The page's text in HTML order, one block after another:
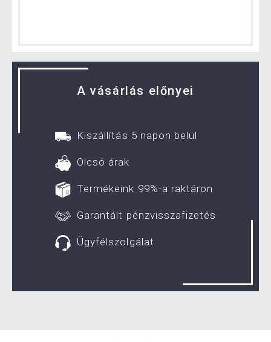
A vásárlás előnyei
Kiszállítás 5 napon belül
Olcsó árak
Termékeink 99%-a raktáron
Garantált pénzvisszafizetés
Ügyfélszolgálat